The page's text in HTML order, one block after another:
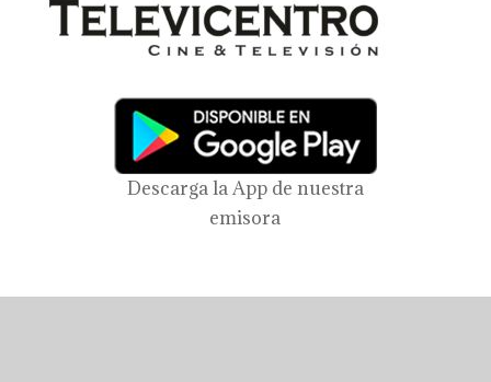
Descarga la App de nuestra
emisora